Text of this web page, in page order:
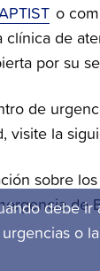
o
de
por su
de
visite la
sobre los
de
debe ir
o